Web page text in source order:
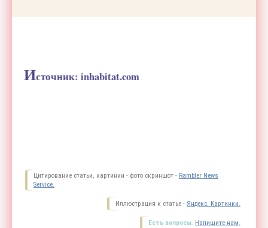
Источник: inhabitat.com
Цитирование статьи, картинки - фото скриншот - Rambler News
Service.
Иллюстрация к статье - Яндекс. Картинки.
Есть вопросы. Напишите нам.